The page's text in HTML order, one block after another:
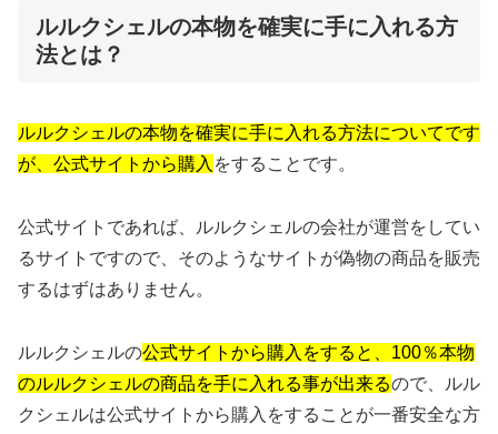
ルルクシェルの本物を確実に手に入れる方
法とは？
ルルクシェルの本物を確実に手に入れる方法についてです
が、公式サイトから購入 をすることです。
公式サイトであれば、ルルクシェルの会社が運営をしてい
るサイトですので、そのようなサイトが偽物の商品を販売
するはずはありません。
ルルクシェルの公式サイトから購入をすると、100％本物
のルルクシェルの商品を手に入れる事が出来るので、ルル
クシェルは公式サイトから購入をすることが一番安全な方